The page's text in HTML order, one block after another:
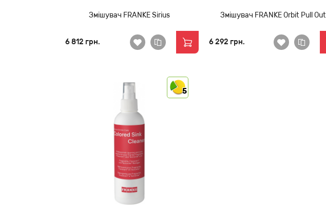
Змішувач FRANKE Sirius
6 812 грн.
Змішувач FRANKE Orbit Pull Out
6 292 грн.
5